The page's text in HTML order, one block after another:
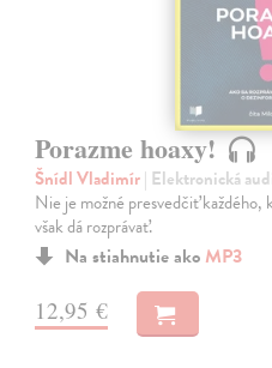
Porazme hoaxy!
Šnídl Vladimír| Elektronická
Nie je možné presvedčiť každého,
však dá rozprávať.
Na stiahnutie ako MP3
12,95 €